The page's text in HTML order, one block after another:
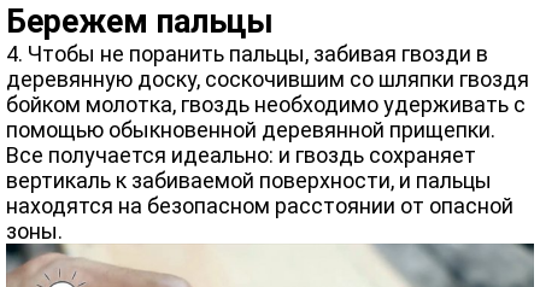
Бережем пальцы
4. Чтобы не поранить пальцы, забивая гвозди в
деревянную доску, соскочившим со шляпки гвоздя
бойком молотка, гвоздь необходимо удерживать с
помощью обыкновенной деревянной прищепки.
Все получается идеально: и гвоздь сохраняет
вертикаль к забиваемой поверхности, и пальцы
находятся на безопасном расстоянии от опасной
зоны.